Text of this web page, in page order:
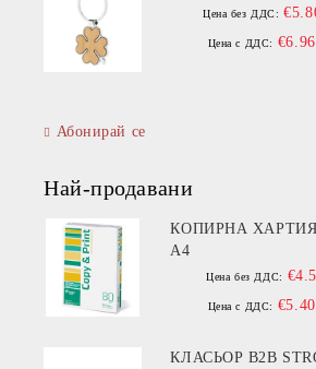
Цена без ДДС:
Цена с ДДС: €6.96
Абонирай се
Най-продавани
КОПИРНА ХАРТИЯ
A4
Цена без ДДС:
Цена с ДДС: €5.40
КЛАСЬОР B2B